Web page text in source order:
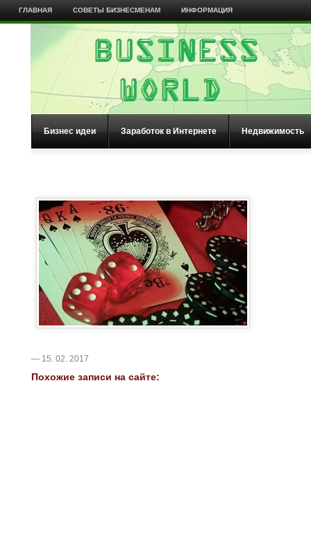
ГЛАВНАЯ СОВЕТЫ БИЗНЕСМЕНАМ ИНФОРМАЦИЯ
Бизнес идеи Заработок в Интернете Недвижимость
— 15. 02. 2017
Похожие записи на сайте: